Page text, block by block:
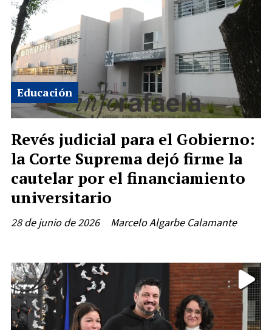
Revés judicial para el Gobierno:
la Corte Suprema dejó firme la
cautelar por el financiamiento
universitario
Marcelo Algarbe Calamante
Educación
28 de junio de 2026